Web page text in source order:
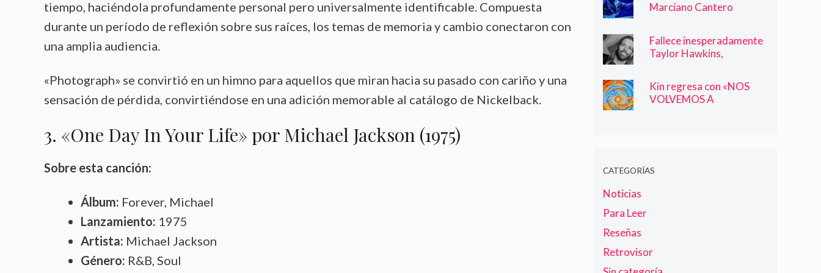
tiempo, haciéndola profundamente personal pero universalmente identificable. Compuesta
durante un período de reflexión sobre sus raíces, los temas de memoria y cambio conectaron con
una amplia audiencia.
«Photograph» se convirtió en un himno para aquellos que miran hacia su pasado con cariño y una
sensación de pérdida, convirtiéndose en una adición memorable al catálogo de Nickelback.
3. «One Day In Your Life» por Michael Jackson (1975)
Sobre esta canción:
Álbum: Forever, Michael
Lanzamiento: 1975
Artista: Michael Jackson
Género: R&B, Soul
Marciano Cantero
Fallece inesperadamente
Taylor Hawkins,
Kin regresa con «NOS
VOLVEMOS A
CATEGORÍAS
Noticias
Para Leer
Reseñas
Retrovisor